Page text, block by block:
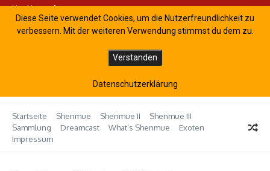
Zum Inhalt springen
Hot News
SHENMUE.de | Das
deutsche Shenmue-
Startseite Shenmue Shenmue II
Shenmue III
Sammlung
Dreamcast What’s Shenmue
Exoten
Impressum
Diese Seite verwendet Cookies, um die Nutzerfreundlichkeit zu
verbessern. Mit der weiteren Verwendung stimmst du dem zu.
Verstanden
Datenschutzerklärung